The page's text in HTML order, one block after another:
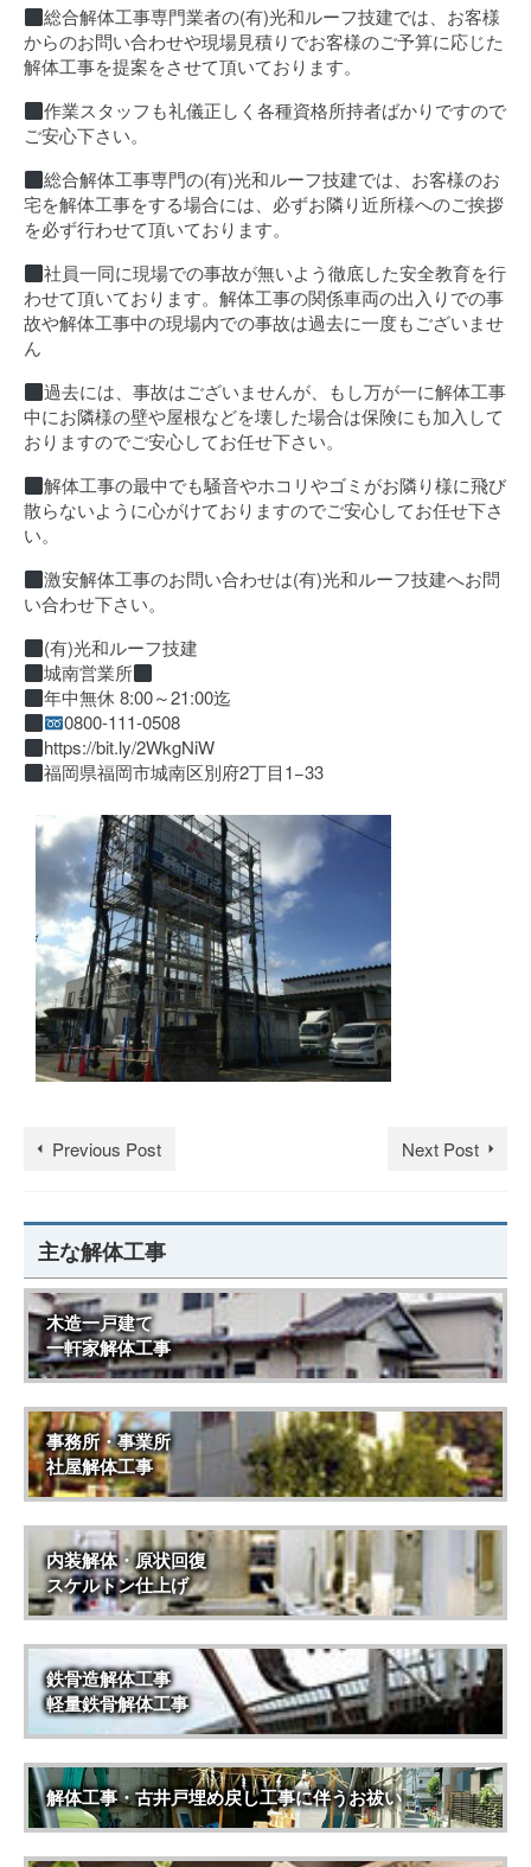
総合解体工事専門業者の(有)光和ルーフ技建では、お客様
からのお問い合わせや現場見積りでお客様のご予算に応じた
解体工事を提案をさせて頂いております。
作業スタッフも礼儀正しく各種資格所持者ばかりですので
ご安心下さい。
総合解体工事専門の(有)光和ルーフ技建では、お客様のお
宅を解体工事をする場合には、必ずお隣り近所様へのご挨拶
を必ず行わせて頂いております。
社員一同に現場での事故が無いよう徹底した安全教育を行
わせて頂いております。解体工事の関係車両の出入りでの事
故や解体工事中の現場内での事故は過去に一度もございませ
ん
過去には、事故はございませんが、もし万が一に解体工事
中にお隣様の壁や屋根などを壊した場合は保険にも加入して
おりますのでご安心してお任せ下さい。
解体工事の最中でも騒音やホコリやゴミがお隣り様に飛び
散らないように心がけておりますのでご安心してお任せ下さ
い。
激安解体工事のお問い合わせは(有)光和ルーフ技建へお問
い合わせ下さい。
(有)光和ルーフ技建
城南営業所
年中無休 8:00～21:00迄
0800-111-0508
https://bit.ly/2WkgNiW
福岡県福岡市城南区別府2丁目1−33
Previous Post Next Post
主な解体工事
木造一戸建て
一軒家解体工事
事務所・事業所
社屋解体工事
内装解体・原状回復
スケルトン仕上げ
鉄骨造解体工事
軽量鉄骨解体工事
解体工事・古井戸埋め戻し工事に伴うお祓い